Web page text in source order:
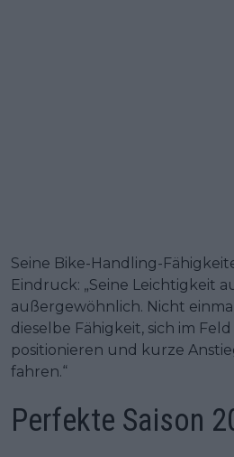
Seine Bike-Handling-
Eindruck: „Seine Leichtigkeit
außergewöhnlich. Nicht
dieselbe Fähigkeit, sich im
positionieren und kurze
fahren.“
Perfekte Saison